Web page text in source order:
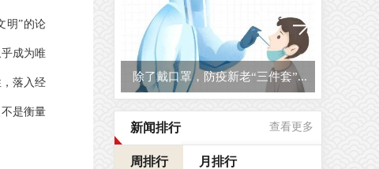
明”的论
成为唯
落入经
是衡量
除了戴口罩，防疫新老“三件套”...
新闻排行 查看更多
周排行 月排行